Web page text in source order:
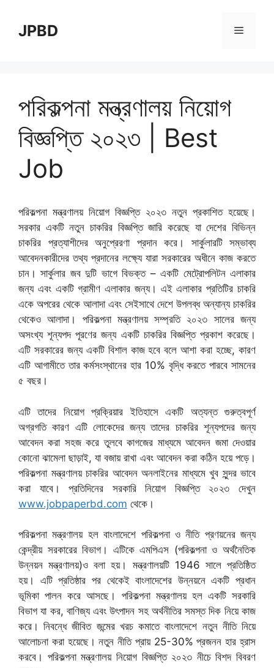
contentJPBD Menu
পরিকল্পনা মন্ত্রণালয় নিয়োগ
বিজ্ঞপ্তি ২০২৩ | Best
Job
পরিকল্পনা মন্ত্রণালয় নিয়োগ বিজ্ঞপ্তি ২০২৩ নতুন প্রকাশিত হয়েছে।
সরকার একটি নতুন চাকরির বিজ্ঞপ্তি জারি করেছে যা দেশের বিভিন্ন
চাকরির প্রত্যাশীদের অনুপ্রেরণা প্রদান করে। সার্কুলারটি সম্ভাব্য
আবেদনকারীদের তথ্য প্রদানের লক্ষ্যে যারা সরকারের অধীনে কাজ করতে
চান। সার্কুলার জব দুটি ভাগে বিভক্ত – একটি মেট্রোপলিটন এলাকার
জন্য এবং একটি গ্রামীণ এলাকার জন্য। এই এলাকার প্রতিটির চাকরি
একে অপরের থেকে আলাদা এবং সেইসাথে দেশে উপলব্ধ অন্যান্য চাকরির
থেকেও আলাদা। পরিকল্পনা মন্ত্রণালয় সম্প্রতি ২০২৩ সালের জন্য
অসংখ্য শূন্যপদ পূরণের জন্য একটি চাকরির বিজ্ঞপ্তি প্রকাশ করেছে।
এটি সরকারের জন্য একটি বিশাল কাজ হবে বলে আশা করা হচ্ছে, কারণ
এটি আগামীতে তার কর্মসংস্থানের হার 10% বৃদ্ধি করতে পারবে সামনের
৫ বছর।
এটি তাদের নিয়োগ প্রক্রিয়ার ইতিহাসে একটি অত্যন্ত গুরুত্বপূর্ণ
অগ্রগতি কারণ এটি লোকেদের জন্য তাদের চাকরির শূন্যপদের জন্য
আবেদন করা সহজ করে তুলবে কাগজের মাধ্যমে আবেদন জমা দেওয়ার
কোনো ঝামেলা ছাড়াই, যা বজায় রাখা এবং আবেদন করা কঠিন হয়ে পড়ে।
পরিকল্পনা মন্ত্রণালয় চাকরির আবেদন অনলাইনের মাধ্যমে খুব সুন্দর ভাবে
করা যাবে। প্রতিদিনের সরকারি নিয়োগ বিজ্ঞপ্তি ২০২৩ দেখুন
www.jobpaperbd.com থেকে।
পরিকল্পনা মন্ত্রণালয় হল বাংলাদেশে পরিকল্পনা ও নীতি প্রণয়নের জন্য
কেন্দ্রীয় সরকারের বিভাগ। এটিকে এমপিএস (পরিকল্পনা ও অর্থনৈতিক
উন্নয়ন মন্ত্রণালয়)ও বলা হয়। মন্ত্রণালয়টি 1946 সালে প্রতিষ্ঠিত
হয়। এটি প্রতিষ্ঠার পর থেকেই বাংলাদেশের উন্নয়নে একটি প্রধান
ভূমিকা পালন করে আসছে। পরিকল্পনা মন্ত্রণালয় হল একটি সরকারি
বিভাগ যা কর, বাণিজ্য এবং উৎপাদন সহ অর্থনীতির সমস্ত দিক নিয়ে কাজ
করে। নিবন্ধে জীবিত জন্মের খরচ কমাতে বাংলাদেশে নতুন নীতি নিয়ে
আলোচনা করা হয়েছে। নতুন নীতি প্রায় 25-30% প্রজনন হার হ্রাস
করবে। পরিকল্পনা মন্ত্রণালয় নিয়োগ বিজ্ঞপ্তি ২০২৩ নীচে বিশদ বিবরণ